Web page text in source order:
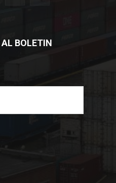
BOLETIN